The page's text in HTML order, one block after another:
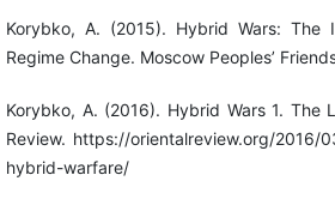
Korybko, A. (2015). Hybrid Wars: The
Regime Change. Moscow Peoples’
Korybko, A. (2016). Hybrid Wars 1. The
Review. https://orientalreview.org/
hybrid-warfare/